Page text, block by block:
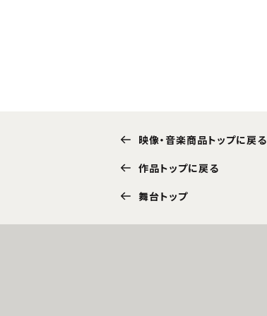
映像・音楽商品トップに戻る
作品トップに戻る
舞台トップ